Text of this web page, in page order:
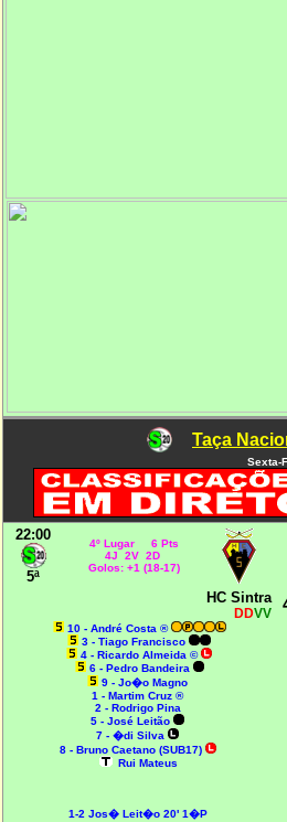
Taça
Sexta-
22:00
5ª
4º Lugar 6 Pts
4J 2V 2D
Golos: +1 (18-17)
HC Sintra
DDVV
10 - André Costa ®
3 - Tiago Francisco
4 - Ricardo Almeida ©
6 - Pedro Bandeira
9 - Jo�o Magno
1 - Martim Cruz ®
2 - Rodrigo Pina
5 - José Leitão
7 - �di Silva
8 - Bruno Caetano (SUB17)
Rui Mateus
1-2 Jos� Leit�o 20' 1�P